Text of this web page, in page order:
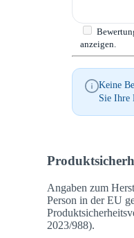
anzeigen.
Keine
Sie Ihre
Angaben zum
Person in der EU
2023/988).